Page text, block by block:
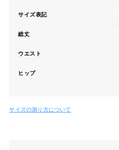
サイズ表記
総丈
ウエスト
ヒップ
サイズの測り方について